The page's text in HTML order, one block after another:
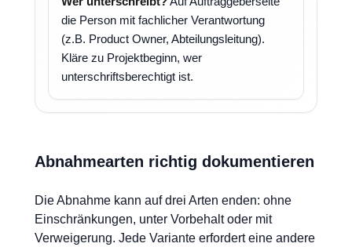
die Person mit fachlicher Verantwortung
(z.B. Product Owner, Abteilungsleitung).
Kläre zu Projektbeginn, wer
unterschriftsberechtigt ist.
Abnahmearten richtig dokumentieren
Die Abnahme kann auf drei Arten enden: ohne
Einschränkungen, unter Vorbehalt oder mit
Verweigerung. Jede Variante erfordert eine andere